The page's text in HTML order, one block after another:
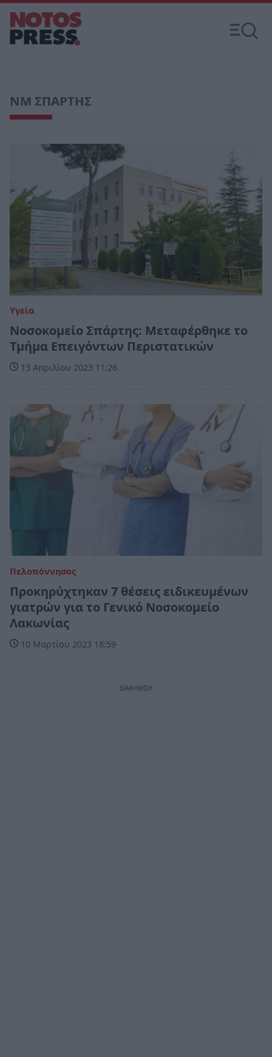
ΝΜ ΣΠΑΡΤΗΣ
Υγεία
Νοσοκομείο Σπάρτης: Μεταφέρθηκε το
Τμήμα Επειγόντων Περιστατικών
13 Απριλίου 2023 11:26
Πελοπόννησος
Προκηρύχτηκαν 7 θέσεις ειδικευμένων
γιατρών για το Γενικό Νοσοκομείο
Λακωνίας
10 Μαρτίου 2023 18:59